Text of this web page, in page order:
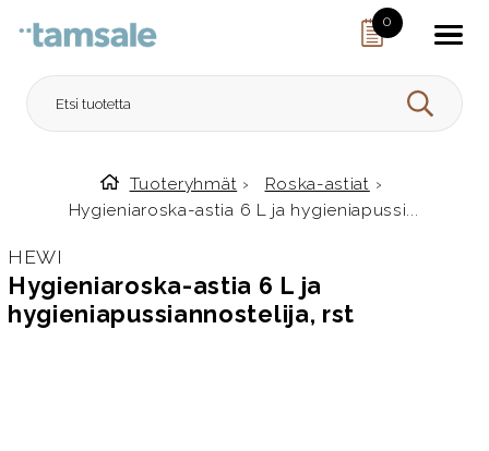
0
HAE
Etusivulle
Tuoteryhmät › Roska-astiat ›
Hygieniaroska-astia 6 L ja hygieniapussi...
HEWI
Hygieniaroska-astia 6 L ja
hygieniapussiannostelija, rst